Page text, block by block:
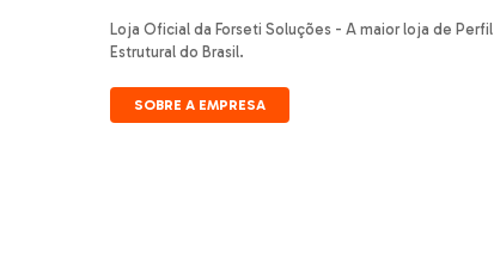
Loja Oficial da Forseti Soluções - A maior loja de Perfil
Estrutural do Brasil.
SOBRE A EMPRESA